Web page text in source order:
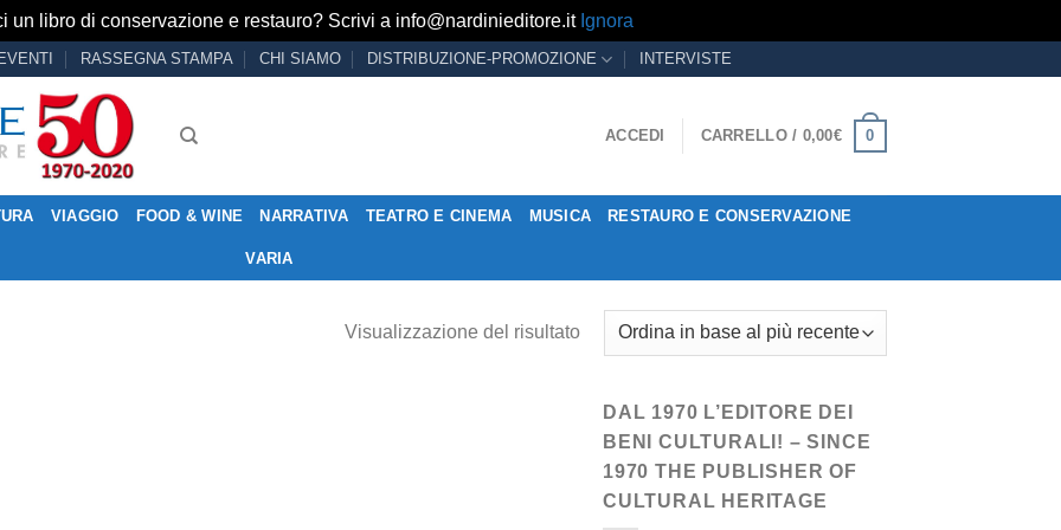
un libro di conservazione e restauro? Scrivi a info@nardinieditore.it Ignora
EVENTI RASSEGNA STAMPA CHI SIAMO DISTRIBUZIONE-PROMOZIONE INTERVISTE
ACCEDI CARRELLO / 0,00€ 0
VIAGGIO FOOD & WINE NARRATIVA TEATRO E CINEMA MUSICA RESTAURO E CONSERVAZIONE
VARIA
Visualizzazione del risultato
DAL 1970 L’EDITORE DEI
BENI CULTURALI! – SINCE
1970 THE PUBLISHER OF
CULTURAL HERITAGE